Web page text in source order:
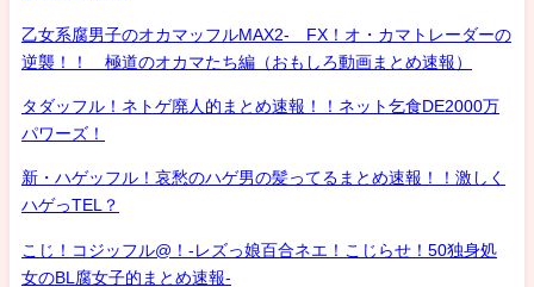
乙女系腐男子のオカマッフルMAX2- FX！オ・カマトレーダーの
逆襲！！ 極道のオカマたち編（おもしろ動画まとめ速報）
タダッフル！ネトゲ廃人的まとめ速報！！ネット乞食DE2000万
パワーズ！
新・ハゲッフル！哀愁のハゲ男の髪ってるまとめ速報！！激しく
ハゲっTEL？
こじ！コジッフル@！-レズっ娘百合ネエ！こじらせ！50独身処
女のBL腐女子的まとめ速報-